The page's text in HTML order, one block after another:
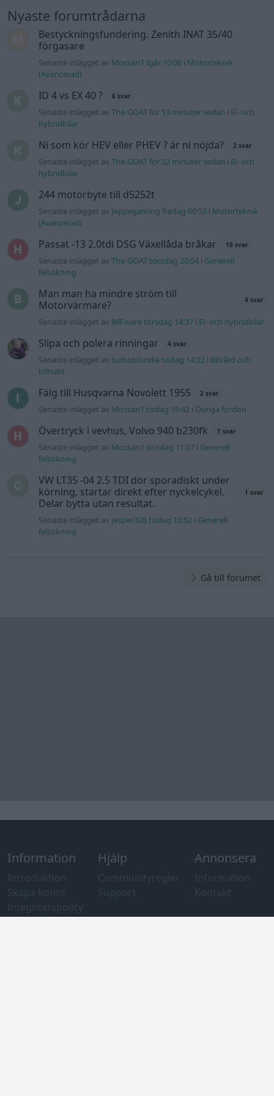
Nyaste forumtrådarna
Bestyckningsfundering. Zenith INAT 35/40
förgasare
Senaste inlägget av Mossan1 Igår 10:06 i Motorteknik
(Avancerad)
ID 4 vs EX 40 ? 6 svar
Senaste inlägget avThe-GOAT för 13 minuter sedan i El- och
hybridbilar
Ni som kör HEV eller PHEV ? är ni nöjda? 2 svar
Senaste inlägget avThe-GOAT för 32 minuter sedan i El- och
hybridbilar
244 motorbyte till d5252t
Senaste inlägget av Jeppegaming fredag 00:53 i Motorteknik
(Avancerad)
Passat -13 2.0tdi DSG Växellåda bråkar 10 svar
Senaste inlägget avThe-GOAT torsdag 20:54 i Generell
felsökning
Man man ha mindre ström till
Motorvärmare?
4 svar
Senaste inlägget av BilFixare torsdag 14:37 i El- och hybridbilar
Slipa och polera rinningar 4 svar
Senaste inlägget avturboblondie tisdag 14:22 i Bilvård och
biltvätt
Fälg till Husqvarna Novolett 1955 2 svar
Senaste inlägget av Mossan1 tisdag 19:42 i Övriga fordon
Övertryck i vevhus, Volvo 940 b230fk 1 svar
Senaste inlägget av Mossan1 onsdag 11:07 i Generell
felsökning
VW LT35 -04 2.5 TDI dör sporadiskt under
körning, startar direkt efter nyckelcykel.
Delar bytta utan resultat.
1 svar
Senaste inlägget av Jesper328 tisdag 12:52 i Generell
felsökning
Gå till forumet
Information Hjälp Annonsera